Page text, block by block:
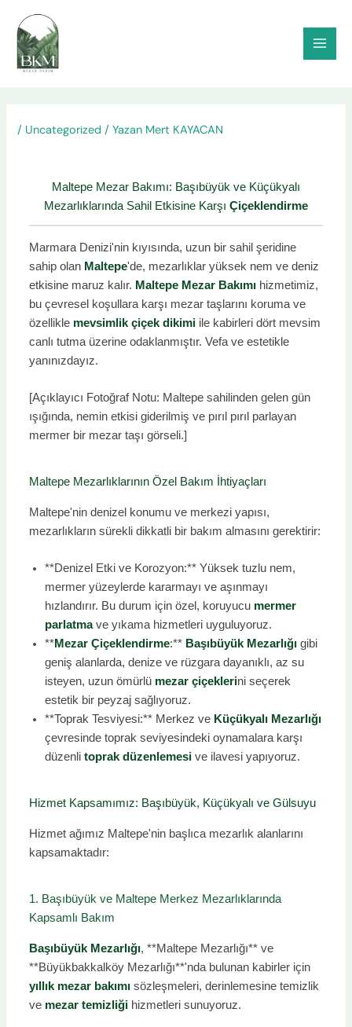
atla
/ Uncategorized / Yazan Mert KAYACAN
Maltepe Mezar Bakımı: Başıbüyük ve Küçükyalı
Mezarlıklarında Sahil Etkisine Karşı Çiçeklendirme
Marmara Denizi'nin kıyısında, uzun bir sahil şeridine
sahip olan Maltepe'de, mezarlıklar yüksek nem ve deniz
etkisine maruz kalır. Maltepe Mezar Bakımı hizmetimiz,
bu çevresel koşullara karşı mezar taşlarını koruma ve
özellikle mevsimlik çiçek dikimi ile kabirleri dört mevsim
canlı tutma üzerine odaklanmıştır. Vefa ve estetikle
yanınızdayız.
[Açıklayıcı Fotoğraf Notu: Maltepe sahilinden gelen gün
ışığında, nemin etkisi giderilmiş ve pırıl pırıl parlayan
mermer bir mezar taşı görseli.]
Maltepe Mezarlıklarının Özel Bakım İhtiyaçları
Maltepe'nin denizel konumu ve merkezi yapısı,
mezarlıkların sürekli dikkatli bir bakım almasını gerektirir:
**Denizel Etki ve Korozyon:** Yüksek tuzlu nem,
mermer yüzeylerde kararmayı ve aşınmayı
hızlandırır. Bu durum için özel, koruyucu mermer
parlatmave yıkama hizmetleri uyguluyoruz.
**Mezar Çiçeklendirme:** Başıbüyük Mezarlığı gibi
geniş alanlarda, denize ve rüzgara dayanıklı, az su
isteyen, uzun ömürlü mezar çiçeklerini seçerek
estetik bir peyzaj sağlıyoruz.
**Toprak Tesviyesi:** Merkez ve Küçükyalı Mezarlığı
çevresinde toprak seviyesindeki oynamalara karşı
düzenlitoprak düzenlemesi ve ilavesi yapıyoruz.
Hizmet Kapsamımız: Başıbüyük, Küçükyalı ve Gülsuyu
Hizmet ağımız Maltepe'nin başlıca mezarlık alanlarını
kapsamaktadır:
1. Başıbüyük ve Maltepe Merkez Mezarlıklarında
Kapsamlı Bakım
Başıbüyük Mezarlığı, **Maltepe Mezarlığı** ve
**Büyükbakkalköy Mezarlığı**'nda bulunan kabirler için
yıllık mezar bakımı sözleşmeleri, derinlemesine temizlik
ve mezar temizliği hizmetleri sunuyoruz.